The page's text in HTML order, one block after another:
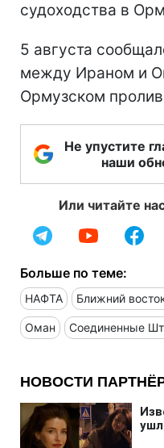
судоходства в
5 августа
между Ираном и
Ормузском
Не упустите
наши
Или читайте
Больше по теме:
НАФТА Ближний
Оман Соединенные